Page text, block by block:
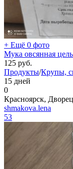
+ Ещё 0 фото
Мука овсянная
125 руб.
Продукты/Крупы,
15 дней
0
Красноярск,
shmakova.lena
53